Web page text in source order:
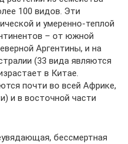
100 видов. Эти
и умеренно-теплой
– от южной
Аргентины, и на
(33 вида являются
в Китае.
почти во всей Африке,
и в восточной части
бессмертная